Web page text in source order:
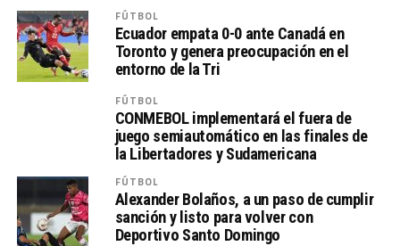
FÚTBOL
Ecuador empata 0-0 ante Canadá en
Toronto y genera preocupación en el
entorno de la Tri
FÚTBOL
CONMEBOL implementará el fuera de
juego semiautomático en las finales de
la Libertadores y Sudamericana
FÚTBOL
Alexander Bolaños, a un paso de cumplir
sanción y listo para volver con
Deportivo Santo Domingo